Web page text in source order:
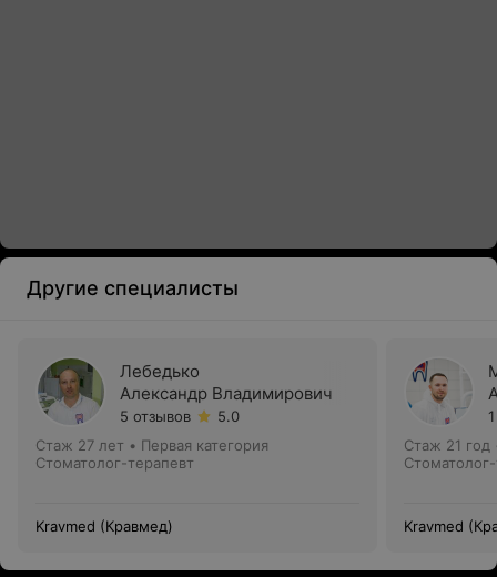
Другие специалисты
Лебедько
Александр Владимирович
5 отзывов
5.0
Стаж 27 лет • Первая категория
Стоматолог-терапевт
Kravmed (Кравмед)
Стаж 21 год
Kravmed